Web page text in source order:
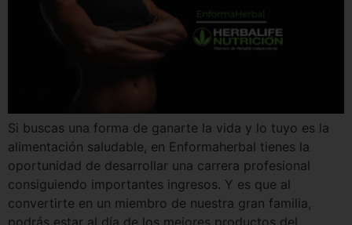
Si buscas una forma de ganarte la vida y lo tuyo es la
alimentación saludable, en Enformaherbal tienes la
oportunidad de desarrollar una carrera profesional
consiguiendo importantes ingresos. Y es que al
convertirte en un miembro de nuestra gran familia,
podrás estar al día de los mejores productos del